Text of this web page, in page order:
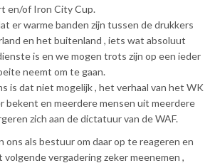
en/of Iron City Cup.
er warme banden zijn tussen de drukkers
en het buitenland , iets wat absoluut
is en we mogen trots zijn op een ieder
neemt om te gaan.
is dat niet mogelijk , het verhaal van het WK
bekent en meerdere mensen uit meerdere
zich aan de dictatuur van de WAF.
ons als bestuur om daar op te reageren en
volgende vergadering zeker meenemen ,